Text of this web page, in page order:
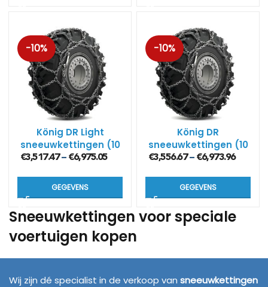
-10%
König DR Light
sneeuwkettingen (10
mm)
€3,517.47– €6,975.05
GEGEVENS
-10%
König DR
sneeuwkettingen (10
mm)
€3,556.67– €6,973.96
GEGEVENS
Sneeuwkettingen voor speciale
voertuigen kopen
Wij zijn dé specialist in de verkoop van sneeuwkettingen